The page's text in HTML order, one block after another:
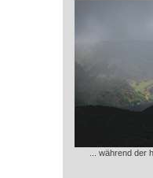
... während der